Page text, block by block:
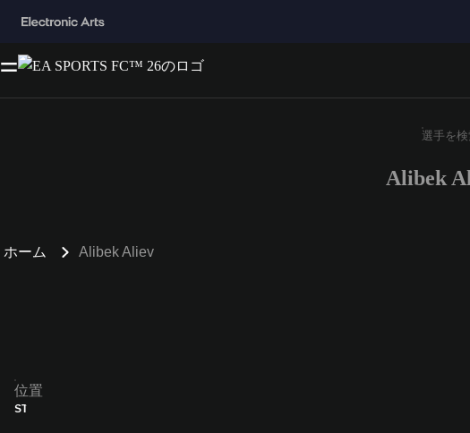
3
Alibek
ホーム Alibek Aliev
位置
ST